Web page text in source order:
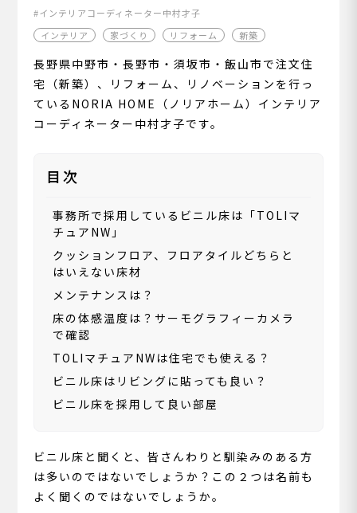
インテリアコーディネーター中村才子
インテリア
家づくり リフォーム 新築
長野県中野市・長野市・須坂市・飯山市で注文住
宅（新築）、リフォーム、リノベーションを行っ
ているNORIA HOME（ノリアホーム）インテリア
コーディネーター中村才子です。
目次
事務所で採用しているビニル床は「TOLIマ
チュアNW」
クッションフロア、フロアタイルどちらと
はいえない床材
メンテナンスは？
床の体感温度は？サーモグラフィーカメラ
で確認
TOLIマチュアNWは住宅でも使える？
ビニル床はリビングに貼っても良い？
ビニル床を採用して良い部屋
ビニル床と聞くと、皆さんわりと馴染みのある方
は多いのではないでしょうか？この２つは名前も
よく聞くのではないでしょうか。